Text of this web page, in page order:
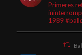
Primeres
1989